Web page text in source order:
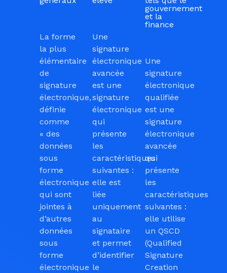
La forme
la plus
élémentaire
de
signature
électronique,
définie
comme
« des
données
sous
forme
électronique
qui sont
jointes à
d’autres
données
sous
forme
électronique
Une
signature
électronique
avancée
est une
signature
électronique
qui
présente
les
caractéristiques
suivantes :
elle est
liée
uniquement
au
signataire
et permet
d’identifier
le
gouvernement
et la
finance
Une
signature
électronique
qualifiée
est une
signature
électronique
avancée
qui
présente
les
caractéristiques
suivantes :
elle utilise
un QSCD
(Qualified
Signature
Creation